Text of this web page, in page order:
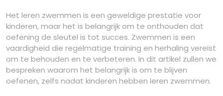
Het leren zwemmen is een geweldige prestatie voor
kinderen, maar het is belangrijk om te onthouden dat
oefening de sleutel is tot succes. Zwemmen is een
vaardigheid die regelmatige training en herhaling vereist
om te behouden en te verbeteren. In dit artikel zullen we
bespreken waarom het belangrijk is om te blijven
oefenen, zelfs nadat kinderen hebben leren zwemmen.